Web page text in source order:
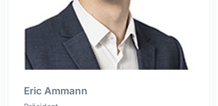
Eric Ammann